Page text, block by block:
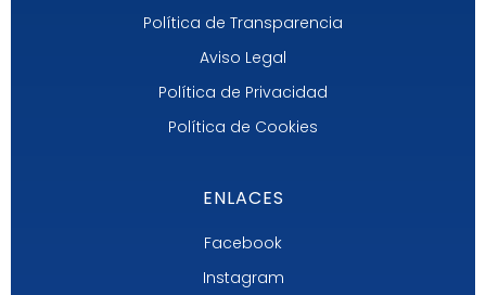
Política de Transparencia
Aviso Legal
Política de Privacidad
Política de Cookies
ENLACES
Facebook
Instagram